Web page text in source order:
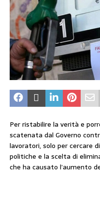
Per ristabilire la verità e
scatenata dal Governo
lavoratori, solo per cercare
politiche e la scelta di
che ha causato l’aumento